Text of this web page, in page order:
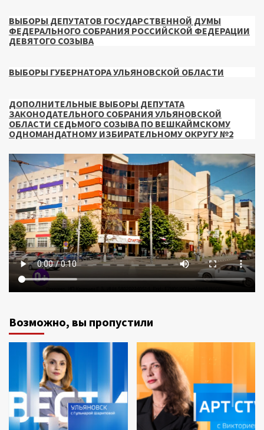
ВЫБОРЫ ДЕПУТАТОВ ГОСУДАРСТВЕННОЙ ДУМЫ
ФЕДЕРАЛЬНОГО СОБРАНИЯ РОССИЙСКОЙ ФЕДЕРАЦИИ
ДЕВЯТОГО СОЗЫВА
ВЫБОРЫ ГУБЕРНАТОРА УЛЬЯНОВСКОЙ ОБЛАСТИ
ДОПОЛНИТЕЛЬНЫЕ ВЫБОРЫ ДЕПУТАТА
ЗАКОНОДАТЕЛЬНОГО СОБРАНИЯ УЛЬЯНОВСКОЙ
ОБЛАСТИ СЕДЬМОГО СОЗЫВА ПО ВЕШКАЙМСКОМУ
ОДНОМАНДАТНОМУ ИЗБИРАТЕЛЬНОМУ ОКРУГУ №2
Возможно, вы пропустили